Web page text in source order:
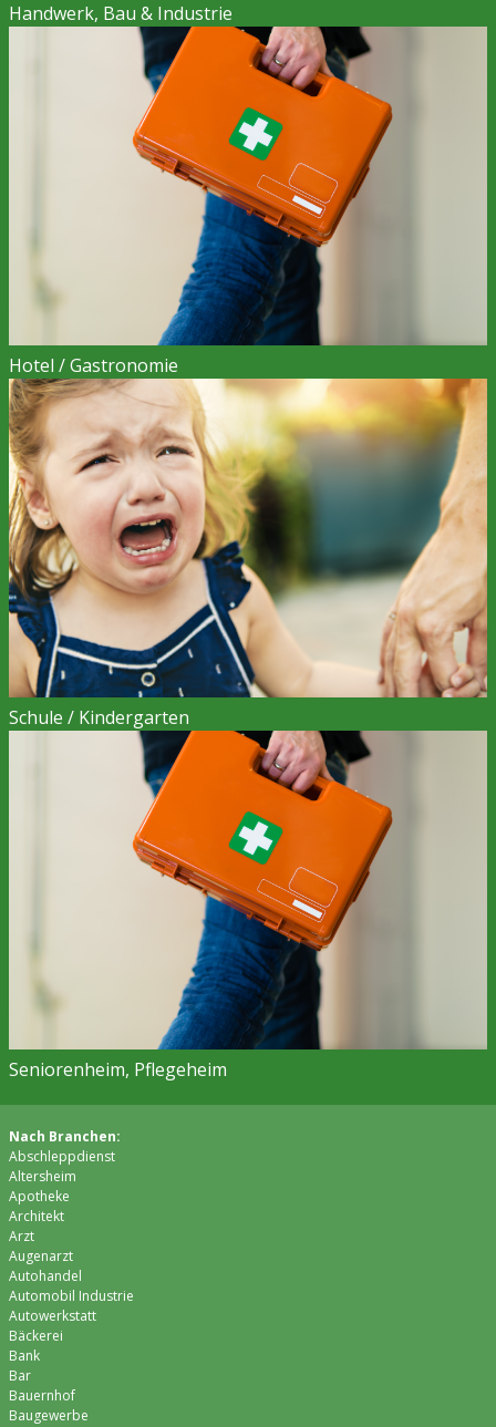
Handwerk, Bau & Industrie
Hotel / Gastronomie
Schule / Kindergarten
Seniorenheim, Pflegeheim
Nach Branchen:
Abschleppdienst
Altersheim
Apotheke
Architekt
Arzt
Augenarzt
Autohandel
Automobil Industrie
Autowerkstatt
Bäckerei
Bank
Bar
Bauernhof
Baugewerbe